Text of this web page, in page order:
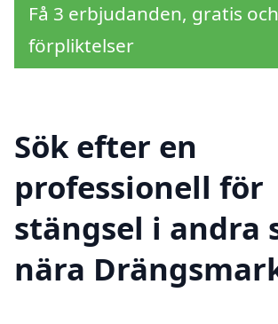
Få 3 erbjudanden, gratis
förpliktelser
Sök efter en
professionell för
stängsel i andra
nära